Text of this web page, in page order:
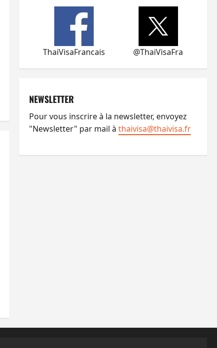
ThaiVisaFrancais @ThaiVisaFra
NEWSLETTER
Pour vous inscrire à la newsletter, envoyez
"Newsletter" par mail à thaivisa@thaivisa.fr